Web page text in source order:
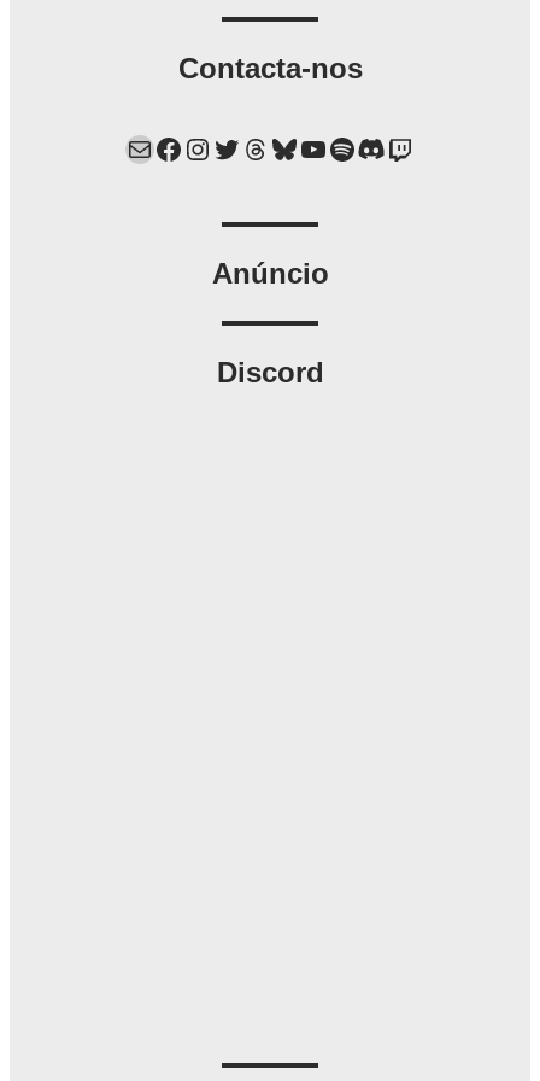
Contacta-nos
Mail Facebook Instagram Twitter Threads Bluesky YouTube Spotify Discord Twitch
Anúncio
Discord